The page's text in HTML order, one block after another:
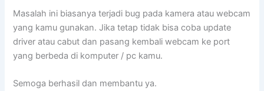
Masalah ini biasanya terjadi bug pada kamera atau webcam
yang kamu gunakan. Jika tetap tidak bisa coba update
driver atau cabut dan pasang kembali webcam ke port
yang berbeda di komputer / pc kamu.
Semoga berhasil dan membantu ya.